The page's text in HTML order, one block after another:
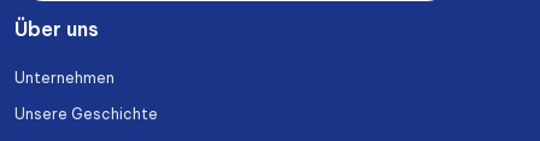
Über uns
Unternehmen
Unsere Geschichte